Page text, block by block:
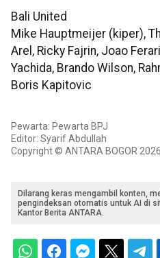
Bali United
Mike Hauptmeijer (kiper),
Arel, Ricky Fajrin, Joao
Yachida, Brando Wilson,
Boris Kapitovic
Pewarta: Pewarta BPJ
Editor: Syarif Abdullah
Copyright © ANTARA BOGOR 2026
Dilarang keras mengambil konten,
pengindeksan otomatis untuk AI di
Kantor Berita ANTARA.